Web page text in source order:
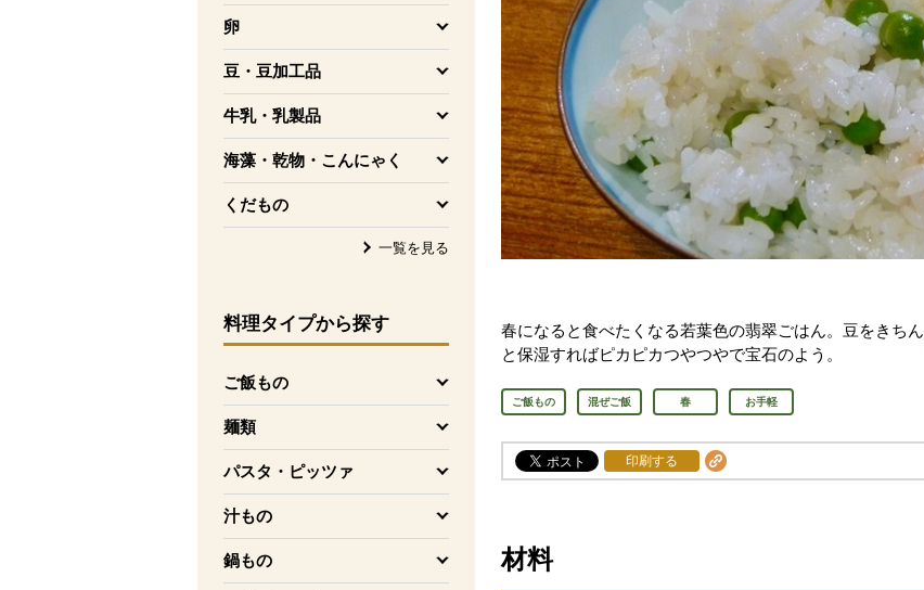
卵
を開く
豆・豆加工品
を開く
牛乳・乳製品
を開く
海藻・乾物・こんにゃく
を開く
くだもの
を開く
一覧を見る
料理タイプから探す
ご飯もの
を開く
麺類
を開く
パスタ・ピッツァ
を開く
汁もの
を開く
鍋もの
を開く
春になると食べたくなる若葉色の翡翠ごはん。豆をきちん
と保湿すればピカピカつやつやで宝石のよう。
ご飯もの 混ぜご飯 春 お手軽
印刷する
材料